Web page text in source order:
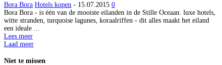
Bora Bora Hotels kopen - 15.07.2015 0
Bora Bora - is één van de mooiste eilanden in de Stille Oceaan. luxe hotels,
witte stranden, turquoise lagunes, koraalriffen - dit alles maakt het eiland
een ideale ...
Lees meer
Laad meer
Niet te missen